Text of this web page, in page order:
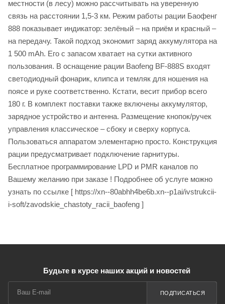
местности (в лесу) можно рассчитывать на уверенную
связь на расстоянии 1,5-3 км. Режим работы рации Баофенг
888 показывает индикатор: зелёный – на приём и красный –
на передачу. Такой подход экономит заряд аккумулятора на
1 500 mAh. Его с запасом хватает на сутки активного
пользования. В оснащение рации Baofeng BF-888S входят
светодиодный фонарик, клипса и темляк для ношения на
поясе и руке соответственно. Кстати, весит прибор всего
180 г. В комплект поставки также включены аккумулятор,
зарядное устройство и антенна. Размещение кнопок/ручек
управления классическое – сбоку и сверху корпуса.
Пользоваться аппаратом элементарно просто. Конструкция
рации предусматривает подключение гарнитуры.
Бесплатное программирование LPD и PMR каналов по
Вашему желанию при заказе ! Подробнее об услуге можно
узнать по ссылке [ https://xn--80abhh4be6b.xn--p1ai/ivstrukcii-
i-soft/zavodskie_chastoty_racii_baofeng ]
Будьте в курсе наших акций и новостей
ПОДПИСАТЬСЯ